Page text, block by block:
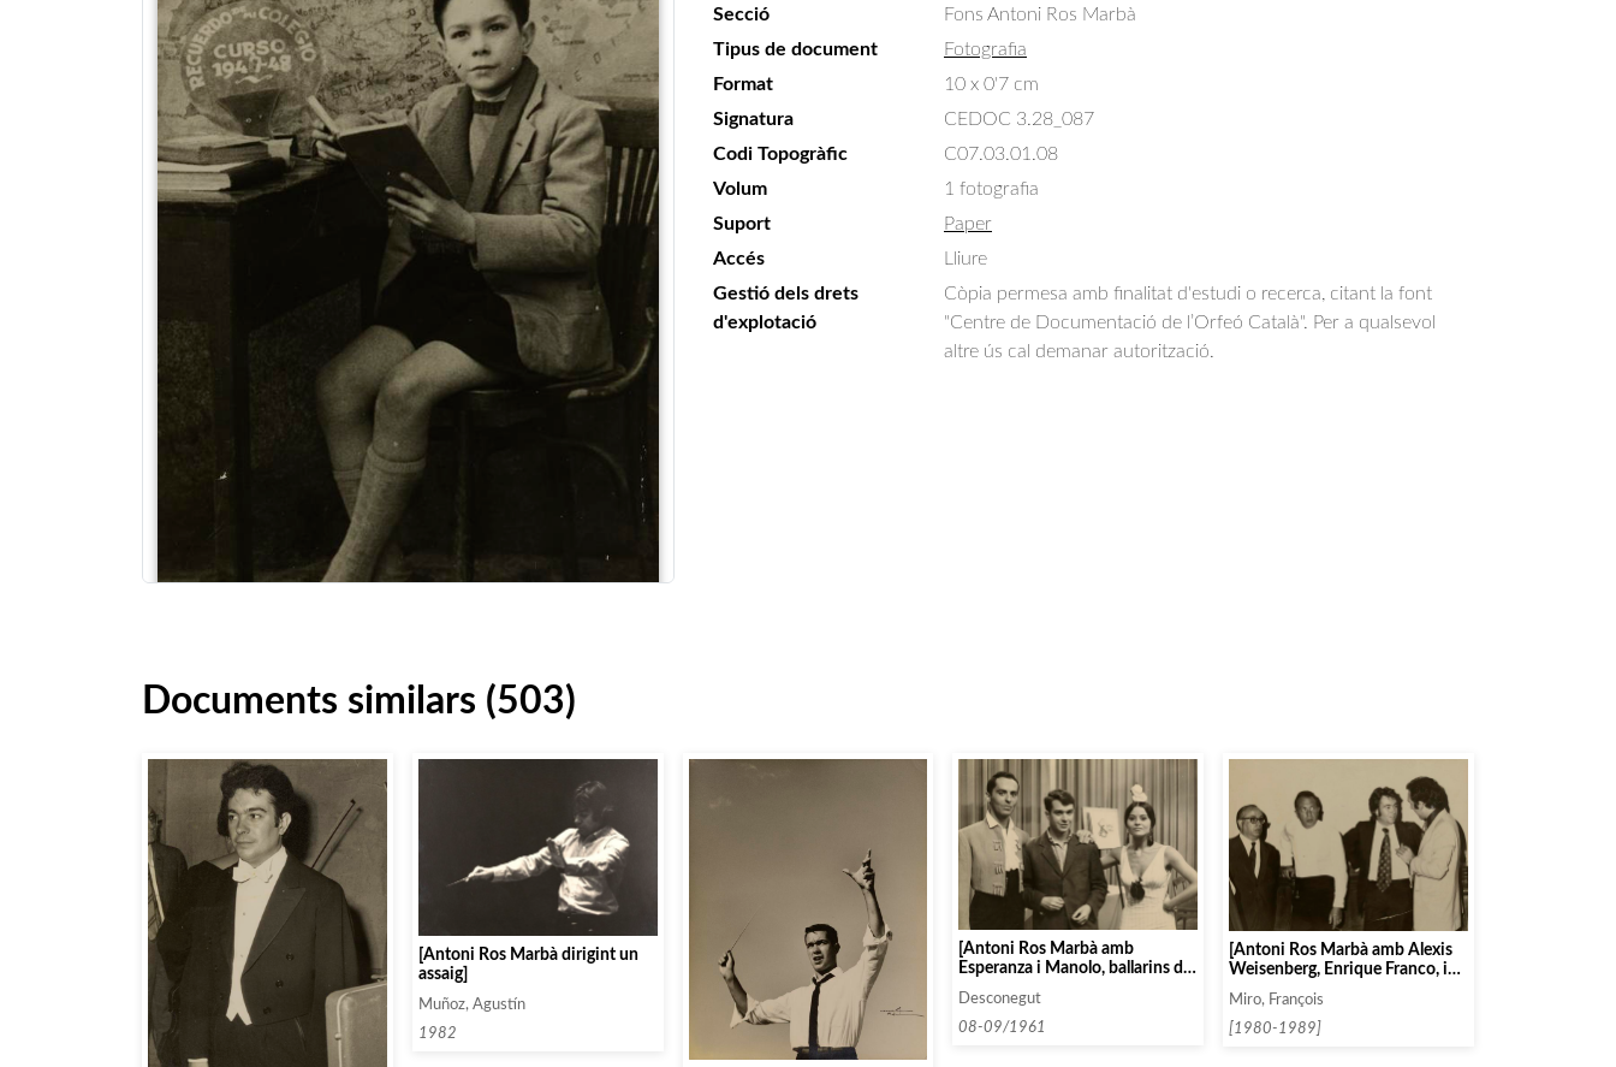
Secció
Fons Antoni Ros Marbà
Tipus de document
Fotografia
Format
10 x 0'7 cm
Signatura
CEDOC 3.28_087
Codi Topogràfic
C07.03.01.08
Volum
1 fotografia
Suport
Paper
Accés
Lliure
Gestió dels drets
d'explotació
Còpia permesa amb finalitat d'estudi o recerca, citant la font
"Centre de Documentació de l’Orfeó Català". Per a qualsevol
altre ús cal demanar autorització.
Documents similars (503)
[Antoni Ros Marbà dirigint un
assaig]
Muñoz, Agustín
1982
[Antoni Ros Marbà amb
Esperanza i Manolo, ballarins de
la companyia de Roberto
Iglésias al Festival Criollo de
Televisió de Caracas, a
Desconegut
08-09/1961
[Antoni Ros Marbà amb Alexis
Weisenberg, Enrique Franco, i
Rafael Orozco al Festival de
Prades]
Miro, François
[1980-1989]